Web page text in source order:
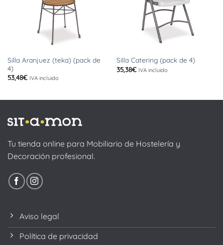
Silla Aranjuez (teka) (pack de
4)
53,48€ IVA incluido
Silla Catering (pack de 4)
35,38€ IVA incluido
Tu tienda online para Mobiliario de Hostelería y
Decoración profesional.
Aviso legal
Política de privacidad